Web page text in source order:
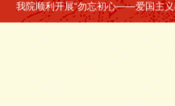
我院顺利开展“勿忘初心——爱国主义